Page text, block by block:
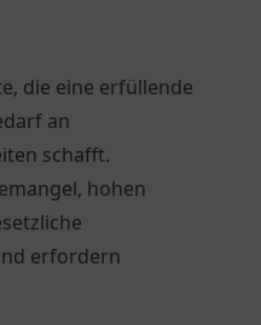
die eine erfüllende
an
schafft.
hohen
erfordern